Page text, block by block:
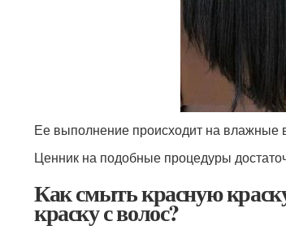
Ее выполнение происходит на влажные
Ценник на подобные процедуры
Как смыть красную
краску с волос?